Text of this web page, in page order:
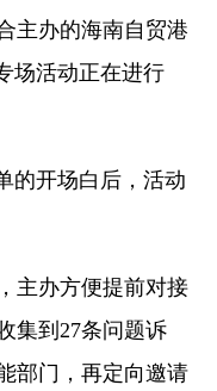
主办的海南自贸港
场活动正在进行
开场白后，活动
办方便提前对接
集到27条问题诉
部门，再定向邀请